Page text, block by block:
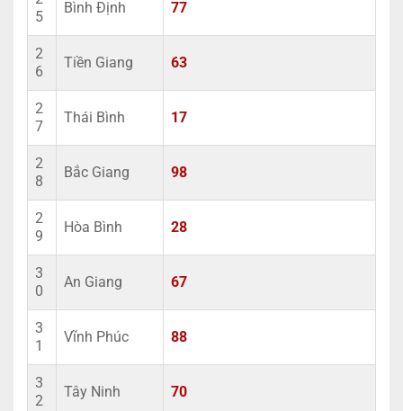
5
Bình Định 77
2
6
Tiền Giang 63
2
7
Thái Bình 17
2
8
Bắc Giang 98
2
9
Hòa Bình 28
3
0
An Giang 67
3
1
Vĩnh Phúc 88
3
2
Tây Ninh 70